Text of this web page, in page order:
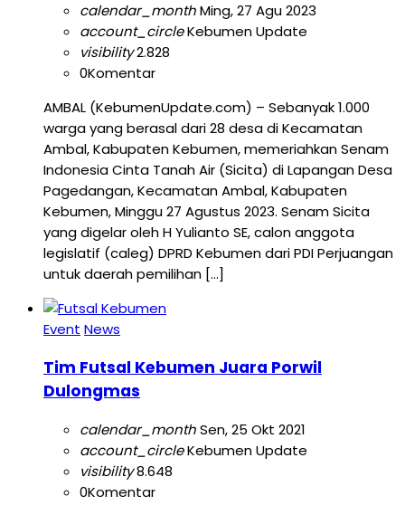
calendar_monthMing, 27 Agu 2023
account_circleKebumen Update
visibility2.828
0Komentar
AMBAL (KebumenUpdate.com) – Sebanyak 1.000
warga yang berasal dari 28 desa di Kecamatan
Ambal, Kabupaten Kebumen, memeriahkan Senam
Indonesia Cinta Tanah Air (Sicita) di Lapangan Desa
Pagedangan, Kecamatan Ambal, Kabupaten
Kebumen, Minggu 27 Agustus 2023. Senam Sicita
yang digelar oleh H Yulianto SE, calon anggota
legislatif (caleg) DPRD Kebumen dari PDI Perjuangan
untuk daerah pemilihan […]
Event News
Tim Futsal Kebumen Juara Porwil
Dulongmas
calendar_monthSen, 25 Okt 2021
account_circleKebumen Update
visibility8.648
0Komentar